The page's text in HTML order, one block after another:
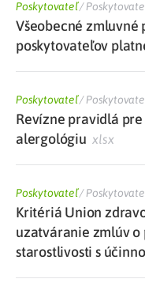
Poskytovateľ/
Všeobecné zmluvné
poskytovateľov
Poskytovateľ/
Revízne pravidlá
alergológiu xlsx
Poskytovateľ/
Kritériá Union
uzatváranie zmlúv
starostlivosti s